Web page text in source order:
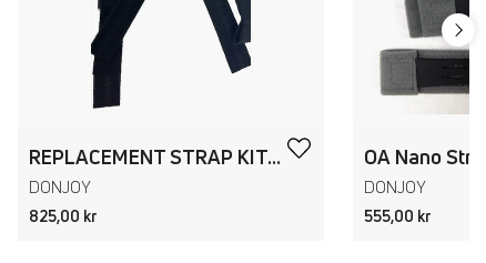
REPLACEMENT STRAP KIT ROAM OA
DONJOY
825,00 kr
OA Nano
DONJOY
555,00 kr